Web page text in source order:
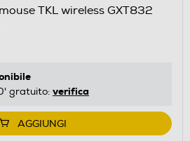
TKL wireless GXT832
gratuito: verifica
AGGIUNGI